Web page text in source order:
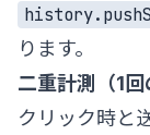
ります。
二重計測（1回
クリック時と